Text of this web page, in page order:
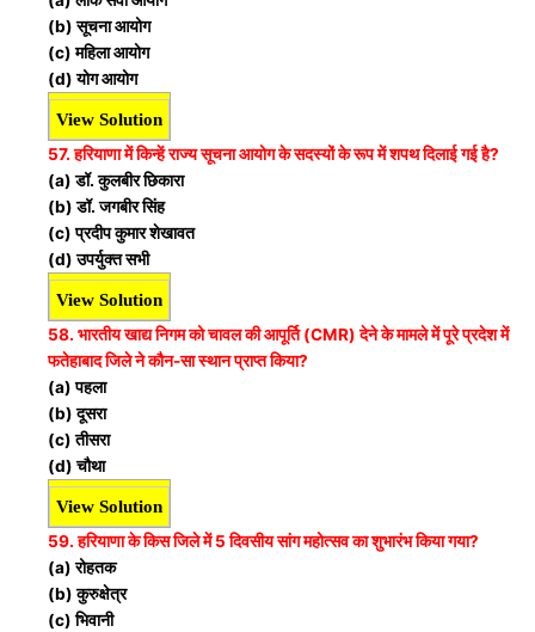
(b) सूचना आयोग
(c) महिला आयोग
(d) योग आयोग
View Solution
57. हरियाणा में किन्हें राज्य सूचना आयोग के सदस्यों के रूप में शपथ दिलाई गई है?
(a) डॉ. कुलबीर छिकारा
(b) डॉ. जगबीर सिंह
(c) प्रदीप कुमार शेखावत
(d) उपर्युक्त सभी
View Solution
58. भारतीय खाद्य निगम को चावल की आपूर्ति (CMR) देने के मामले में पूरे प्रदेश में
फतेहाबाद जिले ने कौन-सा स्थान प्राप्त किया?
(a) पहला
(b) दूसरा
(c) तीसरा
(d) चौथा
View Solution
59. हरियाणा के किस जिले में 5 दिवसीय सांग महोत्सव का शुभारंभ किया गया?
(a) रोहतक
(b) कुरुक्षेत्र
(c) भिवानी